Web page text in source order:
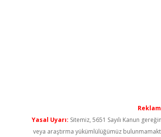
Yasal Uyarı: Sitemiz, 5651 Sayılı Kanun
veya araştırma yükümlülüğümüz